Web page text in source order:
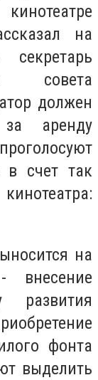
на
секретарь
совета
должен
аренду
в счет так
на
внесение
развития
фонта
выделить